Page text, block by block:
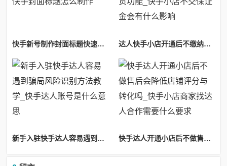
快手新号制作封面标题快速抓住用户眼球的技巧_快手封面标题怎么制作 达人快手小店开通后不缴纳保证金会限制哪些卖货功能_快手小店不交保证金会有什么影响
新手入驻快手达人容易遇到骗局风险识别方法教学_快手达人账号是什么意思 快手达人开通小店后不做售后会降低店铺评分与转化吗_快手小店商家找达人合作需要什么要求